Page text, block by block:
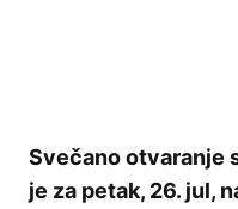
Svečano otvaranje
je za petak, 26. jul,